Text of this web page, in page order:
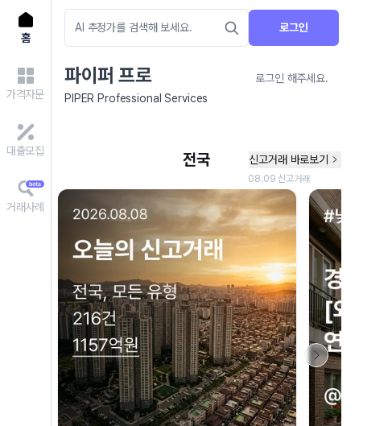
홈
가격자문
대출모집
거래사례
로그인
파이퍼 프로
로그인 해주세요.
PIPER Professional Services